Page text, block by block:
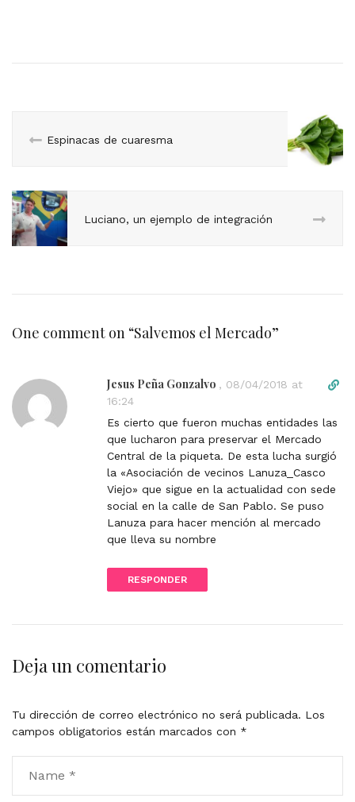
Espinacas de cuaresma
Luciano, un ejemplo de integración
One comment on “Salvemos el Mercado”
Jesus Peña Gonzalvo , 08/04/2018 at
16:24
D
r
c
t
Es cierto que fueron muchas entidades las
que lucharon para preservar el Mercado
Central de la piqueta. De esta lucha surgió
la «Asociación de vecinos Lanuza_Casco
Viejo» que sigue en la actualidad con sede
social en la calle de San Pablo. Se puso
Lanuza para hacer mención al mercado
que lleva su nombre
RESPONDER
Deja un comentario
Tu dirección de correo electrónico no será publicada. Los
campos obligatorios están marcados con *